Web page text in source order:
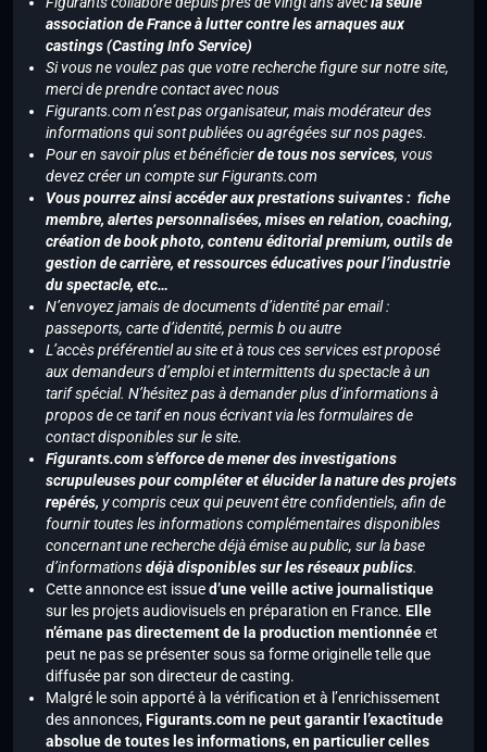
association de France à lutter contre les arnaques aux
castings (Casting Info Service)
Si vous ne voulez pas que votre recherche figure sur notre site,
merci de prendre contact avec nous
Figurants.com n’est pas organisateur, mais modérateur des
informations qui sont publiées ou agrégées sur nos pages.
Pour en savoir plus et bénéficierde tous nos services, vous
devez créer un compte sur Figurants.com
Vous pourrez ainsi accéder aux prestations suivantes : fiche
membre, alertes personnalisées, mises en relation, coaching,
création de book photo, contenu éditorial premium, outils de
gestion de carrière, et ressources éducatives pour l’industrie
du spectacle, etc…
N’envoyez jamais de documents d’identité par email :
passeports, carte d’identité, permis b ou autre
L’accès préférentiel au site et à tous ces services est proposé
aux demandeurs d’emploi et intermittents du spectacle à un
tarif spécial. N’hésitez pas à demander plus d’informations à
propos de ce tarif en nous écrivant via les formulaires de
contact disponibles sur le site.
Figurants.com s’efforce de mener des investigations
scrupuleuses pour compléter et élucider la nature des projets
repérés, y compris ceux qui peuvent être confidentiels, afin de
fournir toutes les informations complémentaires disponibles
concernant une recherche déjà émise au public, sur la base
d’informationsdéjà disponibles sur les réseaux publics.
Cette annonce est issued’une veille active journalistique
sur les projets audiovisuels en préparation en France. Elle
n’émane pas directement de la production mentionnéeet
peut ne pas se présenter sous sa forme originelle telle que
diffusée par son directeur de casting.
Malgré le soin apporté à la vérification et à l’enrichissement
des annonces,Figurants.com ne peut garantir l’exactitude
absolue de toutes les informations, en particulier celles